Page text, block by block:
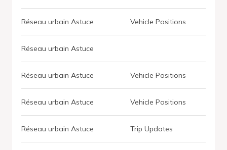
Réseau urbain Astuce Vehicle Positions
Réseau urbain Astuce
Réseau urbain Astuce Vehicle Positions
Réseau urbain Astuce Vehicle Positions
Réseau urbain Astuce Trip Updates